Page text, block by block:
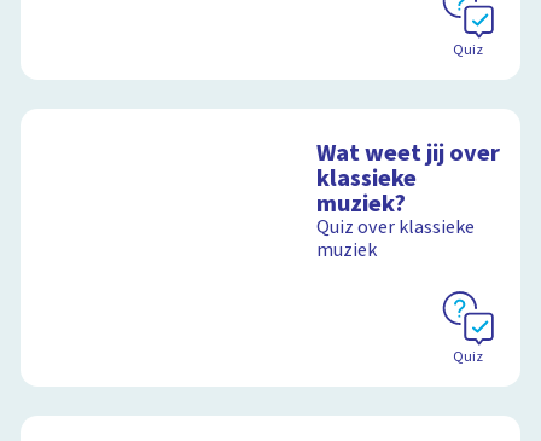
Schoolplaat
Quiz
Wat weet jij over
klassieke
muziek?
Quiz over klassieke
muziek
Quiz